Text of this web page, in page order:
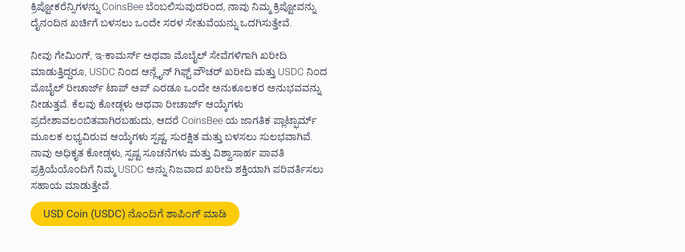
ಕ್ರಿಪ್ಟೋಕರೆನ್ಸಿಗಳನ್ನು CoinsBee ಬೆಂಬಲಿಸುವುದರಿಂದ, ನಾವು ನಿಮ್ಮ ಕ್ರಿಪ್ಟೋವನ್ನು
ದೈನಂದಿನ ಖರ್ಚಿಗೆ ಬಳಸಲು ಒಂದೇ ಸರಳ ಸೇತುವೆಯನ್ನು ಒದಗಿಸುತ್ತೇವೆ.
ನೀವು ಗೇಮಿಂಗ್, ಇ-ಕಾಮರ್ಸ್ ಅಥವಾ ಮೊಬೈಲ್ ಸೇವೆಗಳಿಗಾಗಿ ಖರೀದಿ
ಮಾಡುತ್ತಿದ್ದರೂ, USDC ನಿಂದ ಆನ್ಲೈನ್ ಗಿಫ್ಟ್ ವೌಚರ್ ಖರೀದಿ ಮತ್ತು USDC ನಿಂದ
ಮೊಬೈಲ್ ರೀಚಾರ್ಜ್ ಟಾಪ್ ಅಪ್ ಎರಡೂ ಒಂದೇ ಅನುಕೂಲಕರ ಅನುಭವವನ್ನು
ನೀಡುತ್ತವೆ. ಕೆಲವು ಕೋಡ್ಗಳು ಅಥವಾ ರೀಚಾರ್ಜ್ ಆಯ್ಕೆಗಳು
ಪ್ರದೇಶಾವಲಂಬಿತವಾಗಿರಬಹುದು, ಆದರೆ CoinsBee ಯ ಜಾಗತಿಕ ಪ್ಲಾಟ್ಫಾರ್ಮ್
ಮೂಲಕ ಲಭ್ಯವಿರುವ ಆಯ್ಕೆಗಳು ಸ್ಪಷ್ಟ, ಸುರಕ್ಷಿತ ಮತ್ತು ಬಳಸಲು ಸುಲಭವಾಗಿವೆ.
ನಾವು ಅಧಿಕೃತ ಕೋಡ್ಗಳು, ಸ್ಪಷ್ಟ ಸೂಚನೆಗಳು ಮತ್ತು ವಿಶ್ವಾಸಾರ್ಹ ಪಾವತಿ
ಪ್ರಕ್ರಿಯೆಯೊಂದಿಗೆ ನಿಮ್ಮ USDC ಅನ್ನು ನಿಜವಾದ ಖರೀದಿ ಶಕ್ತಿಯಾಗಿ ಪರಿವರ್ತಿಸಲು
ಸಹಾಯ ಮಾಡುತ್ತೇವೆ.
USD Coin (USDC) ನೊಂದಿಗೆ ಶಾಪಿಂಗ್ ಮಾಡಿ